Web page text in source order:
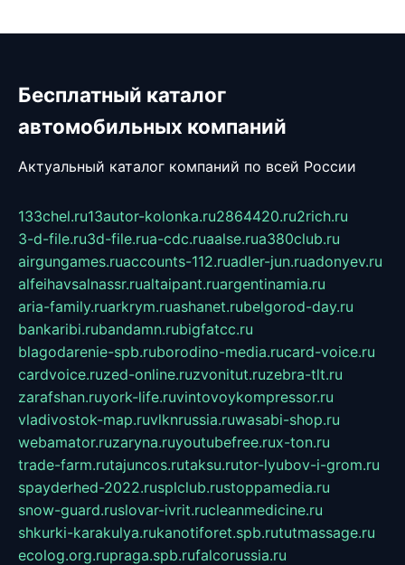
Бесплатный каталог
автомобильных компаний
Актуальный каталог компаний по всей России
133chel.ru13autor-kolonka.ru2864420.ru2rich.ru
3-d-file.ru3d-file.rua-cdc.ruaalse.rua380club.ru
airgungames.ruaccounts-112.ruadler-jun.ruadonyev.ru
alfeihavsalnassr.rualtaipant.ruargentinamia.ru
aria-family.ruarkrym.ruashanet.rubelgorod-day.ru
bankaribi.rubandamn.rubigfatcc.ru
blagodarenie-spb.ruborodino-media.rucard-voice.ru
cardvoice.ruzed-online.ruzvonitut.ruzebra-tlt.ru
zarafshan.ruyork-life.ruvintovoykompressor.ru
vladivostok-map.ruvlknrussia.ruwasabi-shop.ru
webamator.ruzaryna.ruyoutubefree.rux-ton.ru
trade-farm.rutajuncos.rutaksu.rutor-lyubov-i-grom.ru
spayderhed-2022.rusplclub.rustoppamedia.ru
snow-guard.ruslovar-ivrit.rucleanmedicine.ru
shkurki-karakulya.rukanotiforet.spb.rututmassage.ru
ecolog.org.rupraga.spb.rufalcorussia.ru